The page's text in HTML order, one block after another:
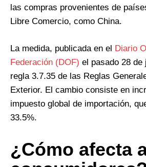
las compras provenientes de
Libre Comercio, como China.
La medida, publicada en el
Diario
Federación (DOF) el pasado 28
regla 3.7.35 de las Reglas
Exterior. El cambio consiste en
impuesto global de importación,
33.5%.
¿Cómo afecta